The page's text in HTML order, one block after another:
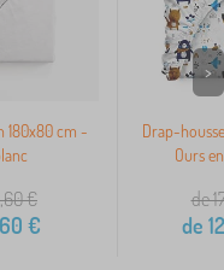
180x80 cm -
€
€
Drap-
Ours
de
de
>